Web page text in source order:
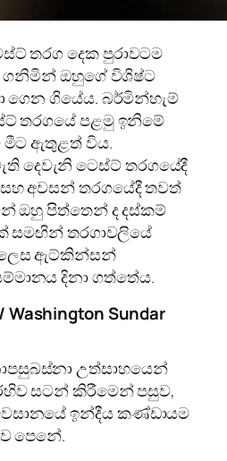
තරග දෙක පුරාවටම
ගනිමින් ඔහුගේ විශිෂ්ට
ගෙන ගියේය. බර්මින්හැම්
තරගයේ පළමු ඉනිමේ
මීට ඇතුළත් විය.
දෙවැනි ටෙස්ට් තරගයේදී
අවසන් තරගයේදී තවත්
ඔහු පිත්තෙන් ද දස්කම්
සමඟින් තරගාවලියේ
ලෙස ඇට්කින්සන්
දිනා ගත්තේය.
/Washington Sundar
උත්සාහයෙන්
සටන් කිරීමෙන් පසුව,
ඉන්දීය කණ්ඩායම
පෙනේ.